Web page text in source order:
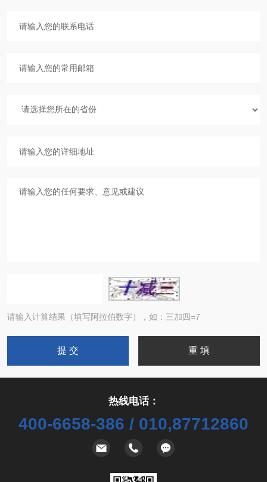
请输入计算结果（填写阿拉伯数字），如：三加四=7
热线电话：
400-6658-386 / 010,87712860